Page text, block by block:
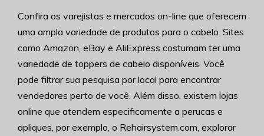
Confira os varejistas e mercados on-line que oferecem
uma ampla variedade de produtos para o cabelo. Sites
como Amazon, eBay e AliExpress costumam ter uma
variedade de toppers de cabelo disponíveis. Você
pode filtrar sua pesquisa por local para encontrar
vendedores perto de você. Além disso, existem lojas
online que atendem especificamente a perucas e
apliques, por exemplo, o Rehairsystem.com, explorar